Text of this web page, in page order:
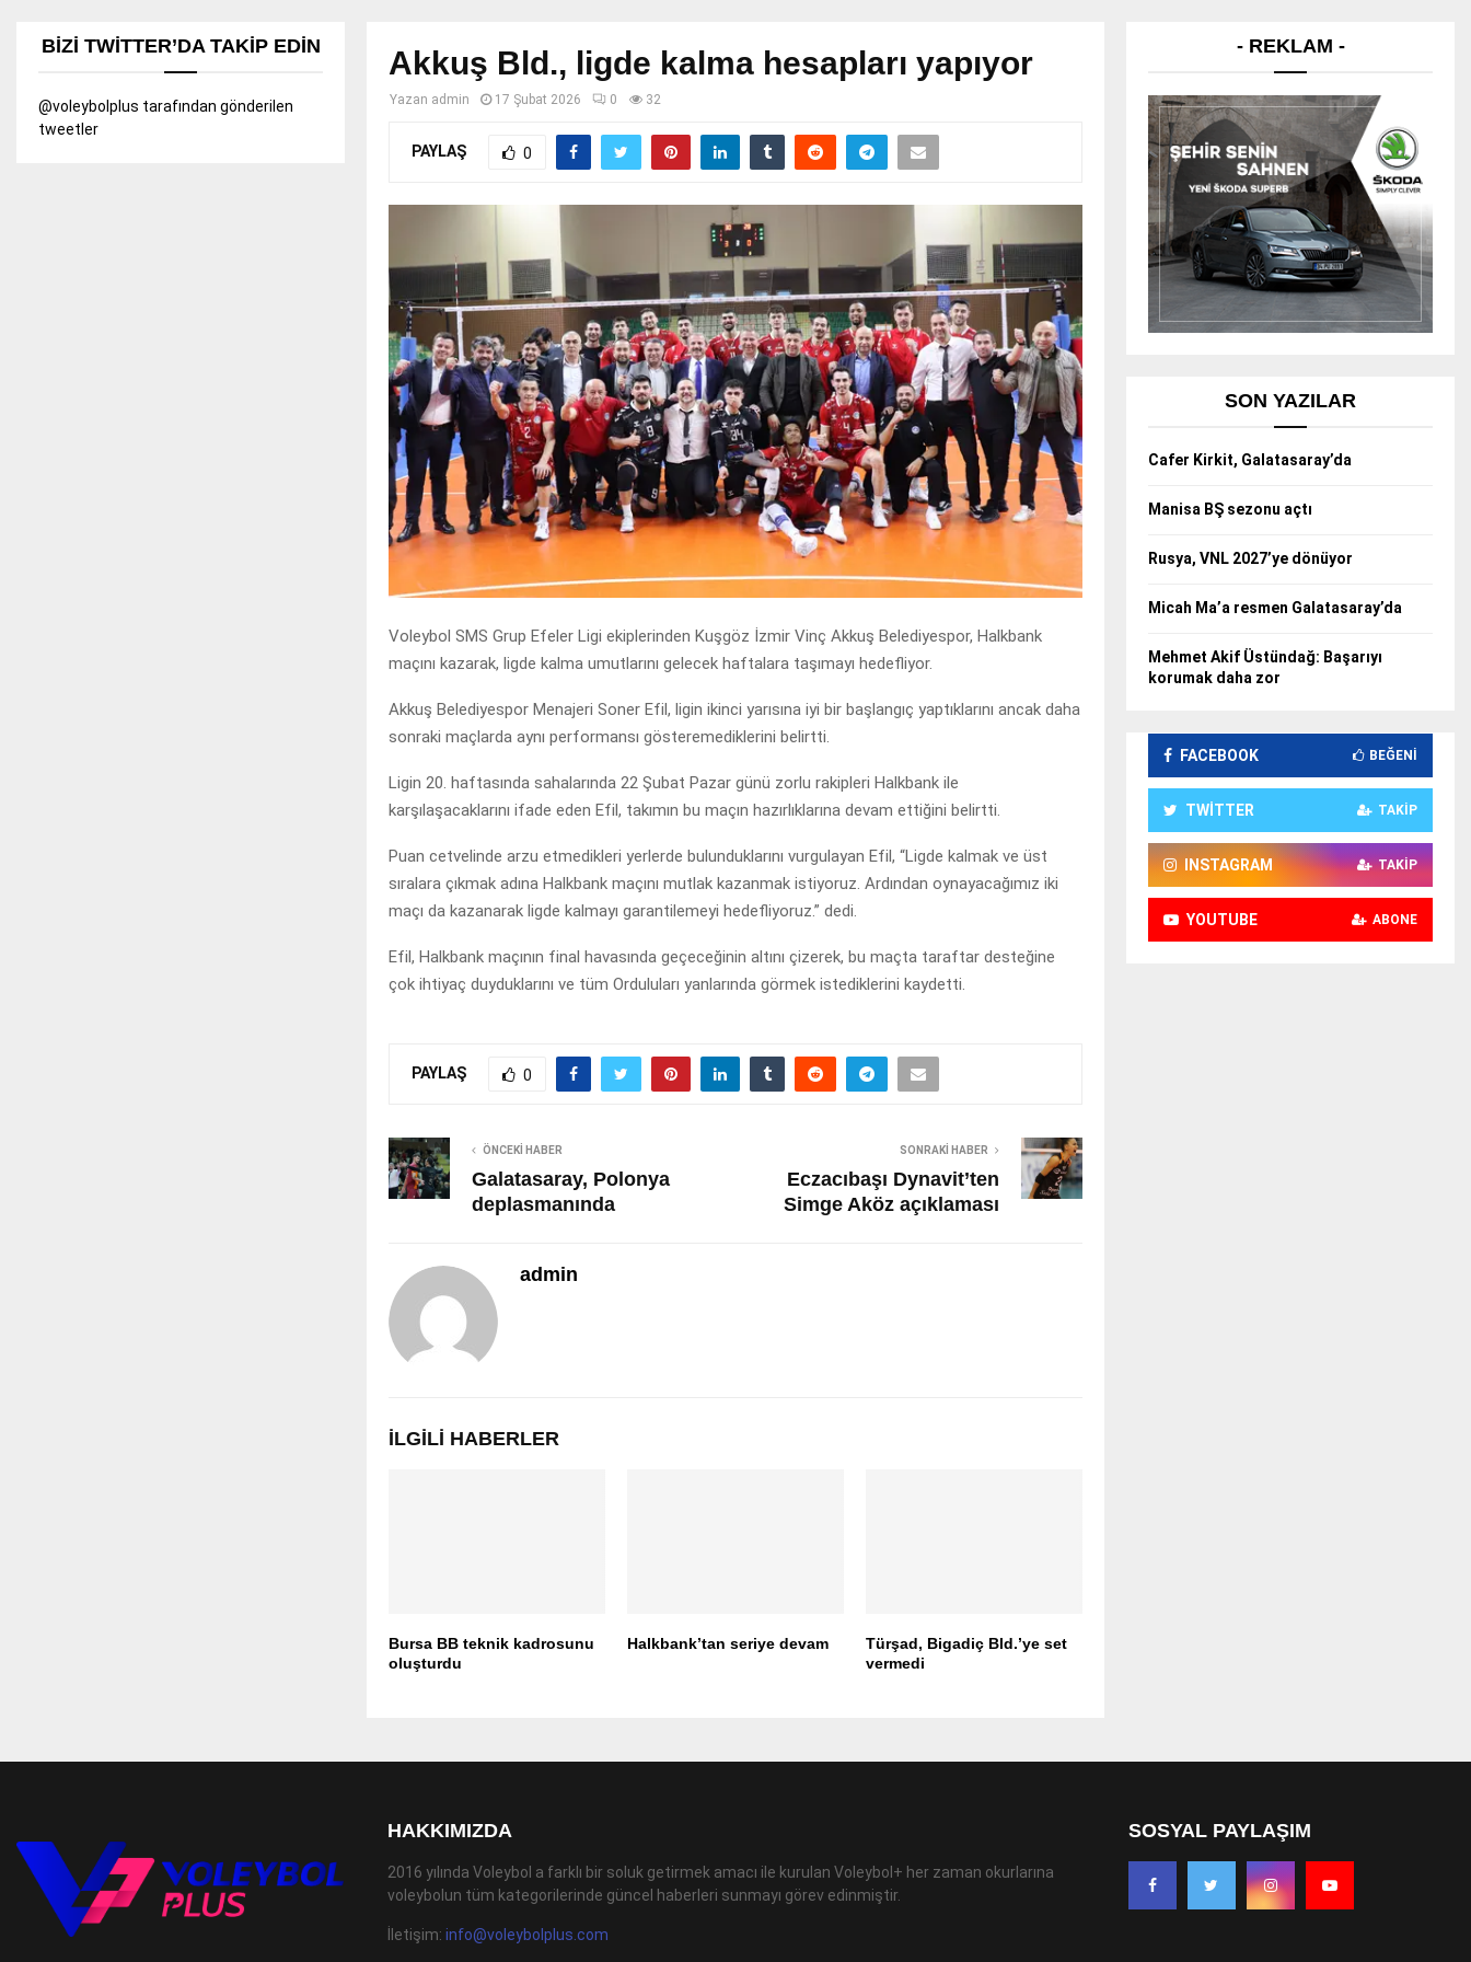
Akkuş Bld., ligde kalma hesapları yapıyor
Yazan admin 17 Şubat 2026 0 32
PAYLAŞ 0
Voleybol SMS Grup Efeler Ligi ekiplerinden Kuşgöz İzmir Vinç Akkuş Belediyespor, Halkbank
maçını kazarak, ligde kalma umutlarını gelecek haftalara taşımayı hedefliyor.
Akkuş Belediyespor Menajeri Soner Efil, ligin ikinci yarısına iyi bir başlangıç yaptıklarını ancak daha
sonraki maçlarda aynı performansı gösteremediklerini belirtti.
Ligin 20. haftasında sahalarında 22 Şubat Pazar günü zorlu rakipleri Halkbank ile
karşılaşacaklarını ifade eden Efil, takımın bu maçın hazırlıklarına devam ettiğini belirtti.
Puan cetvelinde arzu etmedikleri yerlerde bulunduklarını vurgulayan Efil, “Ligde kalmak ve üst
sıralara çıkmak adına Halkbank maçını mutlak kazanmak istiyoruz. Ardından oynayacağımız iki
maçı da kazanarak ligde kalmayı garantilemeyi hedefliyoruz.” dedi.
Efil, Halkbank maçının final havasında geçeceğinin altını çizerek, bu maçta taraftar desteğine
çok ihtiyaç duyduklarını ve tüm Orduluları yanlarında görmek istediklerini kaydetti.
PAYLAŞ 0
ÖNCEKI HABER
Galatasaray, Polonya
deplasmanında
SONRAKI HABER
Eczacıbaşı Dynavit’ten
Simge Aköz açıklaması
admin
İLGILI HABERLER
Bursa BB teknik kadrosunu
oluşturdu
Halkbank’tan seriye devam
Türşad, Bigadiç Bld.’ye set
vermedi
BIZI TWITTER’DA TAKIP EDIN
@voleybolplus tarafından gönderilen
tweetler
- REKLAM -
SON YAZILAR
Cafer Kirkit, Galatasaray’da
Manisa BŞ sezonu açtı
Rusya, VNL 2027’ye dönüyor
Micah Ma’a resmen Galatasaray’da
Mehmet Akif Üstündağ: Başarıyı
korumak daha zor
FACEBOOK BEĞENI
TWITTER TAKIP
INSTAGRAM TAKIP
YOUTUBE ABONE
HAKKIMIZDA
2016 yılında Voleybol a farklı bir soluk getirmek amacı ile kurulan Voleybol+ her zaman okurlarına
voleybolun tüm kategorilerinde güncel haberleri sunmayı görev edinmiştir.
İletişim: info@voleybolplus.com
SOSYAL PAYLAŞIM